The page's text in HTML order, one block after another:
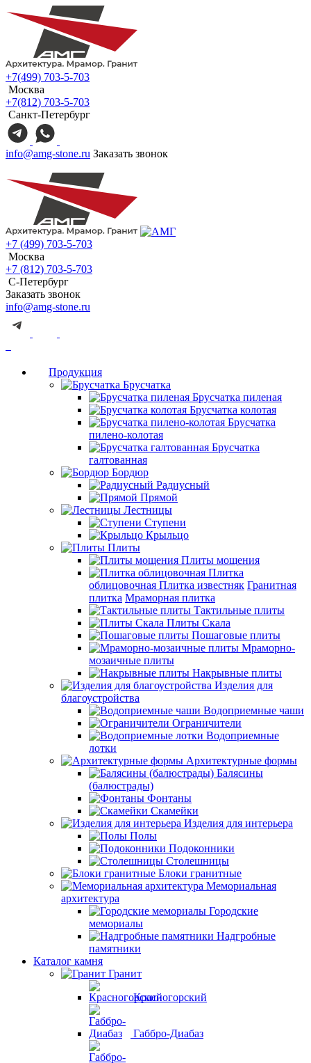
+7(499) 703-5-703
Москва
+7(812) 703-5-703
Санкт-Петербург
info@amg-stone.ru Заказать звонок
+7 (499) 703-5-703
Москва
+7 (812) 703-5-703
С-Петербург
Заказать звонок
info@amg-stone.ru
Продукция
Брусчатка
Брусчатка пиленая
Брусчатка колотая
Брусчатка
пилено-колотая
Брусчатка
галтованная
Бордюр
Радиусный
Прямой
Лестницы
Ступени
Крыльцо
Плиты
Плиты мощения
Плитка
облицовочная Плитка известняк Гранитная
плитка Мраморная плитка
Тактильные плиты
Плиты Скала
Пошаговые плиты
Мраморно-
мозаичные плиты
Накрывные плиты
Изделия для
благоустройства
Водоприемные чаши
Ограничители
Водоприемные
лотки
Архитектурные формы
Балясины
(балюстрады)
Фонтаны
Скамейки
Изделия для интерьера
Полы
Подоконники
Столешницы
Блоки гранитные
Мемориальная
архитектура
Городские
мемориалы
Надгробные
памятники
Каталог камня
Гранит
Красногорский
Габбро-Диабаз